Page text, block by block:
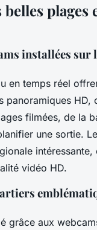
installées
en temps réel
panoramiques
filmées, de la
une sortie.
vidéo HD.
grâce aux